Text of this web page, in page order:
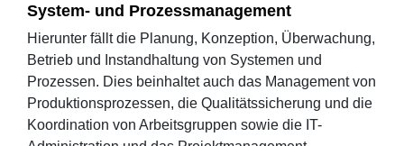
System- und Prozessmanagement
Hierunter fällt die Planung, Konzeption, Überwachung,
Betrieb und Instandhaltung von Systemen und
Prozessen. Dies beinhaltet auch das Management von
Produktionsprozessen, die Qualitätssicherung und die
Koordination von Arbeitsgruppen sowie die IT-